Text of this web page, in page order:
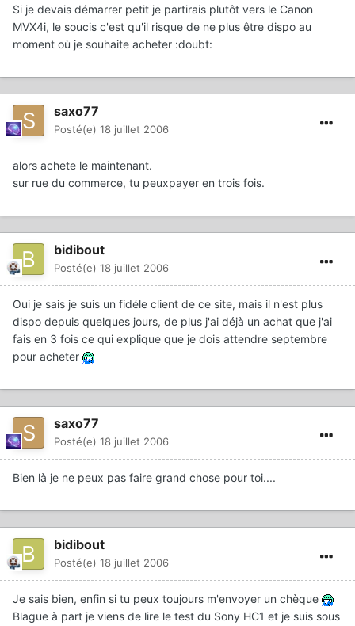
Si je devais démarrer petit je partirais plutôt vers le Canon
MVX4i, le soucis c'est qu'il risque de ne plus être dispo au
moment où je souhaite acheter :doubt:
saxo77
Posté(e) 18 juillet 2006
alors achete le maintenant.
sur rue du commerce, tu peuxpayer en trois fois.
bidibout
Posté(e) 18 juillet 2006
Oui je sais je suis un fidéle client de ce site, mais il n'est plus
dispo depuis quelques jours, de plus j'ai déjà un achat que j'ai
fais en 3 fois ce qui explique que je dois attendre septembre
pour acheter
saxo77
Posté(e) 18 juillet 2006
Bien là je ne peux pas faire grand chose pour toi....
bidibout
Posté(e) 18 juillet 2006
Je sais bien, enfin si tu peux toujours m'envoyer un chèque
Blague à part je viens de lire le test du Sony HC1 et je suis sous